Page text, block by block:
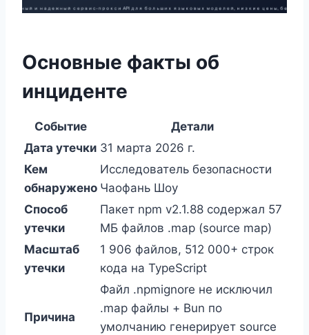
Основные факты об
инциденте
Событие
Детали
Дата утечки 31 марта 2026 г.
Кем
обнаружено
Исследователь безопасности
Чаофань Шоу
Способ
утечки
Пакет npm v2.1.88 содержал 57
МБ файлов .map (source map)
Масштаб
утечки
1 906 файлов, 512 000+ строк
кода на TypeScript
Причина
Файл .npmignore не исключил
.map файлы + Bun по
умолчанию генерирует source